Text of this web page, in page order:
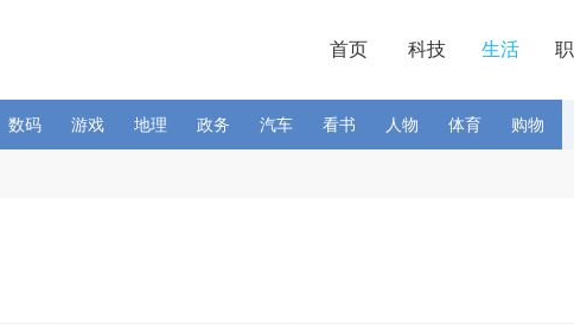
首页 科技 生活
数码 游戏 地理 政务 汽车 看书 人物 体育 购物